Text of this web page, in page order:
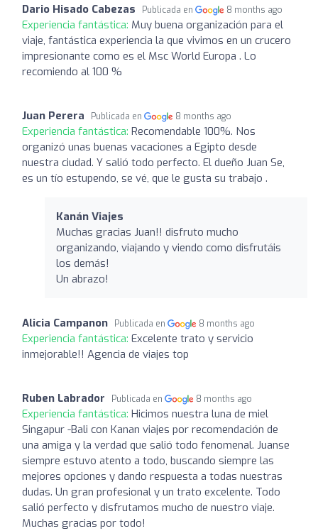
Dario Hisado Cabezas Publicada en 8 months ago
Experiencia fantástica: Muy buena organización para el
viaje, fantástica experiencia la que vivimos en un crucero
impresionante como es el Msc World Europa . Lo
recomiendo al 100 %
Juan Perera Publicada en 8 months ago
Experiencia fantástica: Recomendable 100%. Nos
organizó unas buenas vacaciones a Egipto desde
nuestra ciudad. Y salió todo perfecto. El dueño Juan Se,
es un tío estupendo, se vé, que le gusta su trabajo .
Kanán Viajes
Muchas gracias Juan!! disfruto mucho
organizando, viajando y viendo como disfrutáis
los demás!
Un abrazo!
Alicia Campanon Publicada en 8 months ago
Experiencia fantástica: Excelente trato y servicio
inmejorable!! Agencia de viajes top
Ruben Labrador Publicada en 8 months ago
Experiencia fantástica: Hicimos nuestra luna de miel
Singapur -Bali con Kanan viajes por recomendación de
una amiga y la verdad que salió todo fenomenal. Juanse
siempre estuvo atento a todo, buscando siempre las
mejores opciones y dando respuesta a todas nuestras
dudas. Un gran profesional y un trato excelente. Todo
salió perfecto y disfrutamos mucho de nuestro viaje.
Muchas gracias por todo!